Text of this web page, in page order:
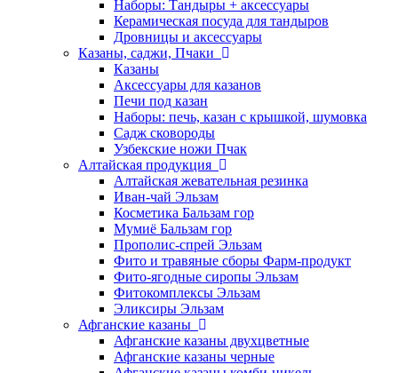
Наборы: Тандыры + аксессуары
Керамическая посуда для тандыров
Дровницы и аксессуары
Казаны, саджи, Пчаки
Казаны
Аксессуары для казанов
Печи под казан
Наборы: печь, казан с крышкой, шумовка
Садж сковороды
Узбекские ножи Пчак
Алтайская продукция
Алтайская жевательная резинка
Иван-чай Эльзам
Косметика Бальзам гор
Мумиё Бальзам гор
Прополис-спрей Эльзам
Фито и травяные сборы Фарм-продукт
Фито-ягодные сиропы Эльзам
Фитокомплексы Эльзам
Эликсиры Эльзам
Афганские казаны
Афганские казаны двухцветные
Афганские казаны черные